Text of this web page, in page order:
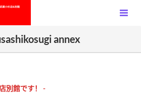
annex
別館です！ -